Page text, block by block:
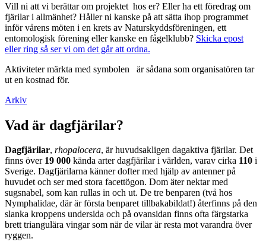
Vill ni att vi berättar om projektet hos er? Eller ha ett föredrag om
fjärilar i allmänhet? Håller ni kanske på att sätta ihop programmet
inför vårens möten i en krets av Naturskyddsföreningen, ett
entomologisk förening eller kanske en fågelklubb? Skicka epost
eller ring så ser vi om det går att ordna.
Aktiviteter märkta med symbolen
är sådana som organisatören tar
ut en kostnad för.
Arkiv
Vad är dagfjärilar?
Dagfjärilar, rhopalocera, är huvudsakligen dagaktiva fjärilar. Det
finns över 19 000 kända arter dagfjärilar i världen, varav cirka 110 i
Sverige. Dagfjärilarna känner dofter med hjälp av antenner på
huvudet och ser med stora facettögon. Dom äter nektar med
sugsnabel, som kan rullas in och ut. De tre benparen (två hos
Nymphalidae, där är första benparet tillbakabildat!) återfinns på den
slanka kroppens undersida och på ovansidan finns ofta färgstarka
brett triangulära vingar som när de vilar är resta mot varandra över
ryggen.